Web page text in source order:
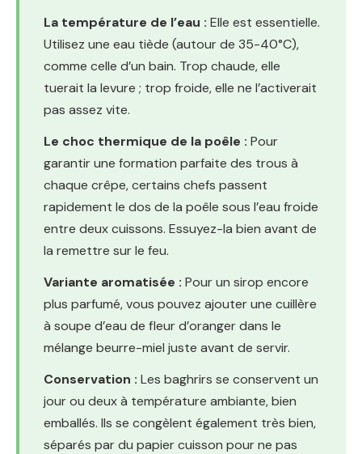
La température de l’eau : Elle est essentielle.
Utilisez une eau tiède (autour de 35-40°C),
comme celle d’un bain. Trop chaude, elle
tuerait la levure ; trop froide, elle ne l’activerait
pas assez vite.
Le choc thermique de la poêle : Pour
garantir une formation parfaite des trous à
chaque crêpe, certains chefs passent
rapidement le dos de la poêle sous l’eau froide
entre deux cuissons. Essuyez-la bien avant de
la remettre sur le feu.
Variante aromatisée : Pour un sirop encore
plus parfumé, vous pouvez ajouter une cuillère
à soupe d’eau de fleur d’oranger dans le
mélange beurre-miel juste avant de servir.
Conservation : Les baghrirs se conservent un
jour ou deux à température ambiante, bien
emballés. Ils se congèlent également très bien,
séparés par du papier cuisson pour ne pas